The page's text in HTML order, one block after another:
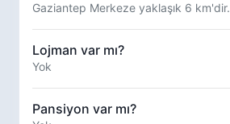
Gaziantep Merkeze yaklaşık 6 km'dir.
Lojman var mı?
Yok
Pansiyon var mı?